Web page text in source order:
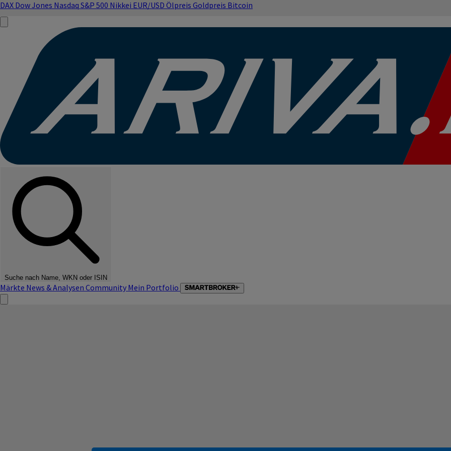
DAX Dow Jones Nasdaq S&P 500 Nikkei EUR/USD Ölpreis Goldpreis Bitcoin
Suche nach Name, WKN oder ISIN
Märkte News & Analysen Community Mein Portfolio